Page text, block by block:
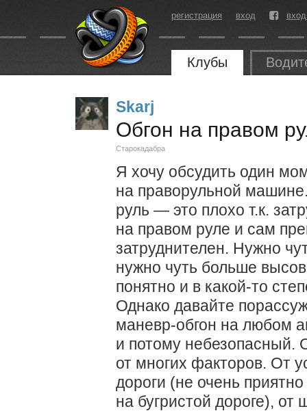
регистрация вход
Клубы
Skarj
Обгон на правом
Старокадабра
Я хочу обсудить один
на праворульной
руль — это плохо т.к.
на правом руле и сам
затруднителен. Нужно
нужно чуть больше
понятно и в какой-то
Однако давайте
маневр-обгон на любом
и потому небезопасный.
от многих факторов. От
дороги (не очень
на бугристой дороге),